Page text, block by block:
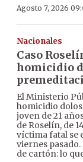
Agosto 7, 2026
Nacionales
Caso
homicidio
El Ministerio
homicidio
joven de 21
de Roselín, de
víctima fatal se
viernes
de cartón: lo